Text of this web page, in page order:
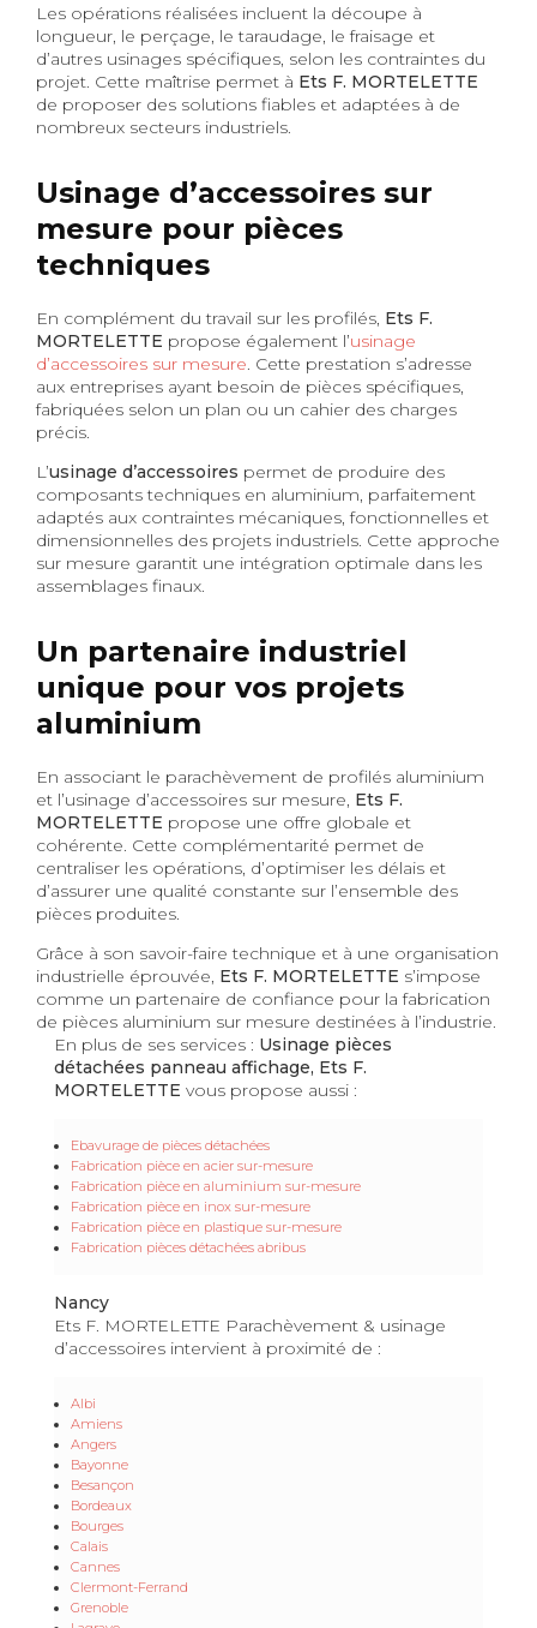
Les opérations réalisées incluent la découpe à
longueur, le perçage, le taraudage, le fraisage et
d’autres usinages spécifiques, selon les contraintes du
projet. Cette maîtrise permet à Ets F. MORTELETTE
de proposer des solutions fiables et adaptées à de
nombreux secteurs industriels.
Usinage d’accessoires sur
mesure pour pièces
techniques
En complément du travail sur les profilés, Ets F.
MORTELETTE propose également l’usinage
d’accessoires sur mesure. Cette prestation s’adresse
aux entreprises ayant besoin de pièces spécifiques,
fabriquées selon un plan ou un cahier des charges
précis.
L’usinage d’accessoires permet de produire des
composants techniques en aluminium, parfaitement
adaptés aux contraintes mécaniques, fonctionnelles et
dimensionnelles des projets industriels. Cette approche
sur mesure garantit une intégration optimale dans les
assemblages finaux.
Un partenaire industriel
unique pour vos projets
aluminium
En associant le parachèvement de profilés aluminium
et l’usinage d’accessoires sur mesure, Ets F.
MORTELETTE propose une offre globale et
cohérente. Cette complémentarité permet de
centraliser les opérations, d’optimiser les délais et
d’assurer une qualité constante sur l’ensemble des
pièces produites.
Grâce à son savoir-faire technique et à une organisation
industrielle éprouvée, Ets F. MORTELETTE s’impose
comme un partenaire de confiance pour la fabrication
de pièces aluminium sur mesure destinées à l’industrie.
En plus de ses services : Usinage pièces
détachées panneau affichage, Ets F.
MORTELETTE vous propose aussi :
Ebavurage de pièces détachées
Fabrication pièce en acier sur-mesure
Fabrication pièce en aluminium sur-mesure
Fabrication pièce en inox sur-mesure
Fabrication pièce en plastique sur-mesure
Fabrication pièces détachées abribus
Nancy
Ets F. MORTELETTE Parachèvement & usinage
d’accessoires intervient à proximité de :
Albi
Amiens
Angers
Bayonne
Besançon
Bordeaux
Bourges
Calais
Cannes
Clermont-Ferrand
Grenoble